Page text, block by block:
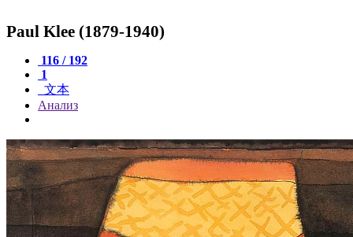
Paul Klee (1879-1940)
116 / 192
1
文本
Анализ